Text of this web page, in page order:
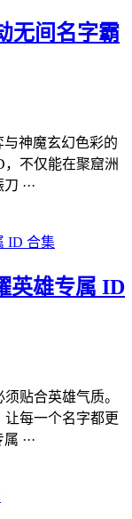
无间名字霸
神魔玄幻色彩的
不仅能在聚窟洲
···
英雄专属 ID
贴合英雄气质。
每一个名字都更
···